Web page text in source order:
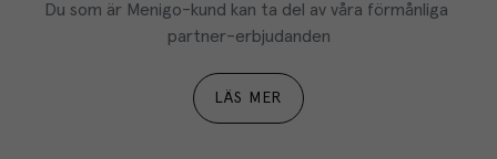
Du som är Menigo-kund kan ta del av våra förmånliga
partner-erbjudanden
LÄS MER